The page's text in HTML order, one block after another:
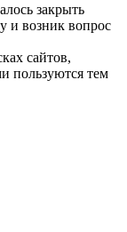
закрыть
и возник вопрос
сайтов,
пользуются тем